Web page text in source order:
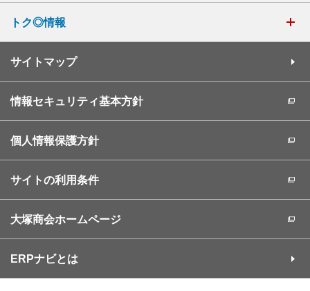
トク◎情報
サイトマップ
情報セキュリティ基本方針
個人情報保護方針
サイトの利用条件
大塚商会ホームページ
ERPナビとは